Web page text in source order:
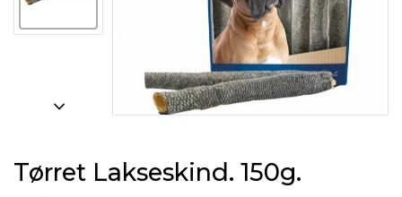
Tørret Lakseskind. 150g.